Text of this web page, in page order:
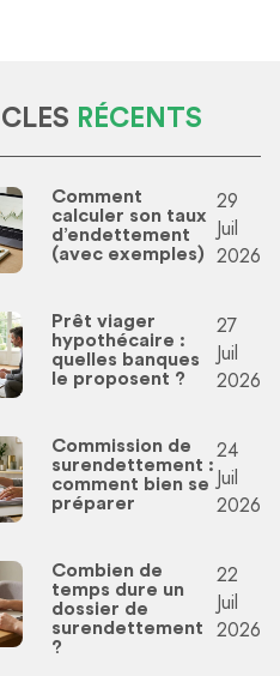
RÉCENTS
Comment
calculer son taux
d’endettement
(avec exemples)
29
Juil
2026
Prêt viager
hypothécaire :
quelles banques
le proposent ?
27
Juil
2026
Commission de
surendettement :
comment bien se
préparer
24
Juil
2026
Combien de
temps dure un
dossier de
surendettement
?
22
Juil
2026